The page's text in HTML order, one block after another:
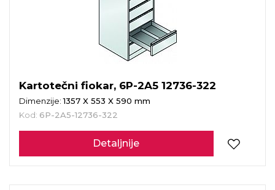
Kartotečni fiokar, 6P-2A5 12736-322
Dimenzije:1357 X 553 X 590 mm
Kod: 6P-2A5-12736-322
Detaljnije